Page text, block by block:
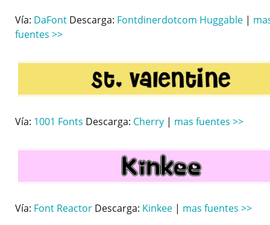
Vía: DaFont Descarga: Fontdinerdotcom Huggable |
fuentes >>
Vía: 1001 Fonts Descarga: Cherry | mas fuentes >>
Vía: Font Reactor Descarga: Kinkee | mas fuentes >>